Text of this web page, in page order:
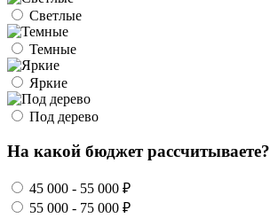
Светлые
Темные
Яркие
Под дерево
На какой бюджет рассчитываете?
45 000 - 55 000 ₽
55 000 - 75 000 ₽